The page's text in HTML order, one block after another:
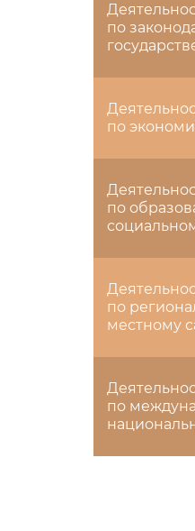
по
по
по
по
местному
по